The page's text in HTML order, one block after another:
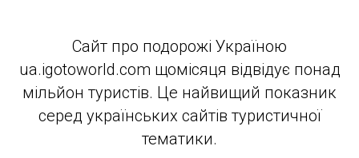
Сайт про подорожі Україною
ua.igotoworld.com щомісяця відвідує понад
мільйон туристів. Це найвищий показник
серед українських сайтів туристичної
тематики.